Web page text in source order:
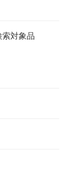
索対象品